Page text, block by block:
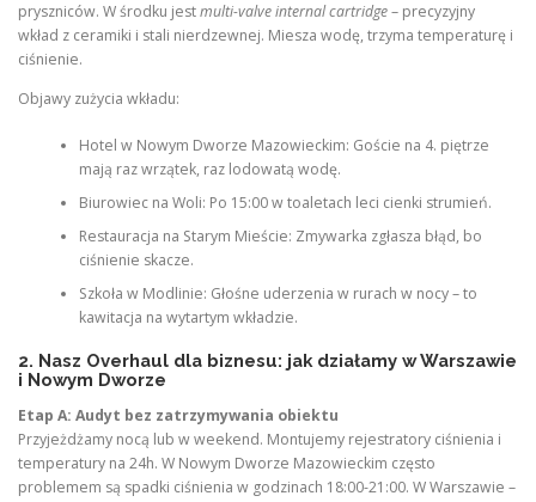
pryszniców. W środku jestmulti-valve internal cartridge– precyzyjny
wkład z ceramiki i stali nierdzewnej. Miesza wodę, trzyma temperaturę i
ciśnienie.
Objawy zużycia wkładu:
Hotel w Nowym Dworze Mazowieckim: Goście na 4. piętrze
mają raz wrzątek, raz lodowatą wodę.
Biurowiec na Woli: Po 15:00 w toaletach leci cienki strumień.
Restauracja na Starym Mieście: Zmywarka zgłasza błąd, bo
ciśnienie skacze.
Szkoła w Modlinie: Głośne uderzenia w rurach w nocy – to
kawitacja na wytartym wkładzie.
2. Nasz Overhaul dla biznesu: jak działamy w Warszawie
i Nowym Dworze
Etap A: Audyt bez zatrzymywania obiektu
Przyjeżdżamy nocą lub w weekend. Montujemy rejestratory ciśnienia i
temperatury na 24h. W Nowym Dworze Mazowieckim często
problemem są spadki ciśnienia w godzinach 18:00-21:00. W Warszawie –